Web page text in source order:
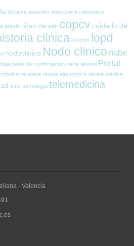
Alicante atención domiciliaria calendario
previa citas cita web copcv cuidado de
clínica linkedin lopd
nodoclinico Nodo clínico nube
parte de confirmación parte laboral
Portal
receta-e receta electrónica receta médica
sms tecnología telemedicina
- Valencia